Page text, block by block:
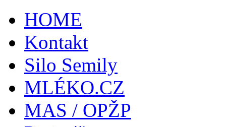
HOME
Kontakt
Silo Semily
MLÉKO.CZ
MAS / OPŽP